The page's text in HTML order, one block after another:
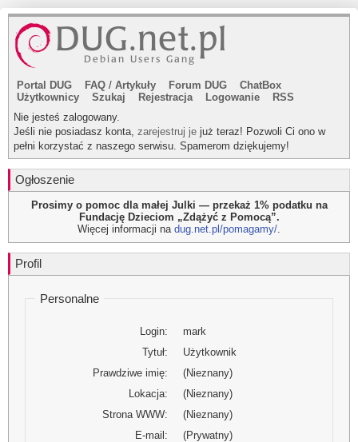
Portal DUG FAQ / Artykuły Forum DUG
ChatBox
Użytkownicy
Szukaj Rejestracja Logowanie
RSS
Nie jesteś zalogowany.
Jeśli nie posiadasz konta, zarejestruj je już teraz! Pozwoli Ci ono w
pełni korzystać z naszego serwisu. Spamerom dziękujemy!
Ogłoszenie
Prosimy o pomoc dla małej Julki — przekaż 1% podatku na
Fundację Dzieciom „Zdążyć z Pomocą”.
Więcej informacji na dug.net.pl/pomagamy/.
Profil
Personalne
Login:
mark
Tytuł:
Użytkownik
Prawdziwe imię:
(Nieznany)
Lokacja:
(Nieznany)
Strona WWW:
(Nieznany)
E-mail:
(Prywatny)